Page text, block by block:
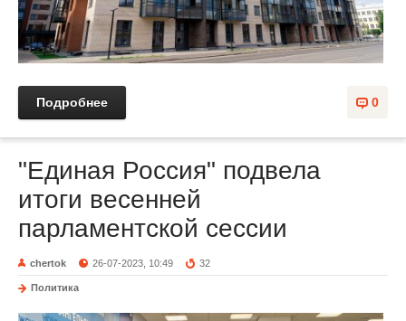
0
Подробнее
"Единая Россия" подвела
итоги весенней
парламентской сессии
chertok 26-07-2023, 10:49 32
Политика